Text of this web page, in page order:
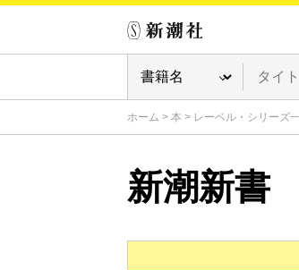
ホーム > 本 > レーベル・シリーズ
新潮新書